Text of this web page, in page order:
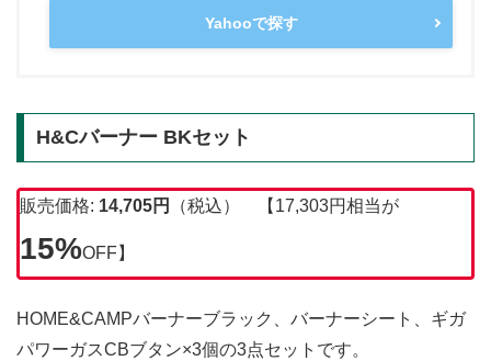
Yahooで探す
H&Cバーナー BKセット
販売価格: 14,705円 （税込） 【17,303円相当が
15%OFF】
HOME&CAMPバーナーブラック、バーナーシート、ギガ
パワーガスCBブタン×3個の3点セットです。